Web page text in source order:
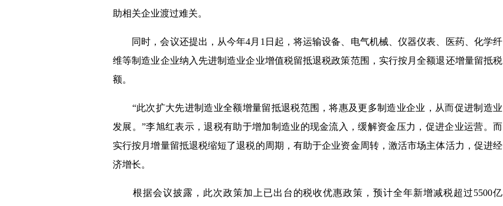
助相关企业渡过难关。
同时，会议还提出，从今年4月 1 日起，将运输设备、电气机械、仪器仪表、医药、化学纤
维等制造业企业纳入先进制造业企业增值税留抵退税政策范围，实行按月全额退还增量留抵税
额。
“此次扩大先进制造业全额增量留抵退税范围，将惠及更多制造业企业，从而促进制造业
发展。”李旭红表示，退税有助于增加制造业的现金流入，缓解资金压力，促进企业运营。而
实行按月增量留抵退税缩短了退税的周期，有助于企业资金周转，激活市场主体活力，促进经
济增长。
根据会议披露，此次政策加上已出台的税收优惠政策，预计全年新增减税超过5500亿